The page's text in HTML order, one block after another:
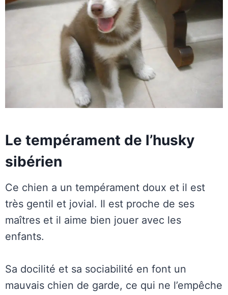
Le tempérament de l’husky
sibérien
Ce chien a un tempérament doux et il est
très gentil et jovial. Il est proche de ses
maîtres et il aime bien jouer avec les
enfants.
Sa docilité et sa sociabilité en font un
mauvais chien de garde, ce qui ne l’empêche